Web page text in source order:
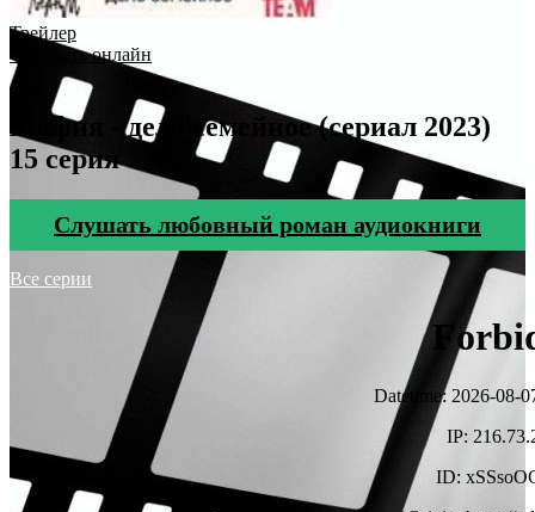
Трейлер
Смотреть онлайн
Мафия - дело семейное (сериал 2023)
15 серия
Cлушать любовный роман аудиокниги
Все серии